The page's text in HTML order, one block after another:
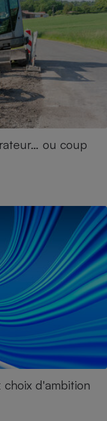
ou coup
d'ambition